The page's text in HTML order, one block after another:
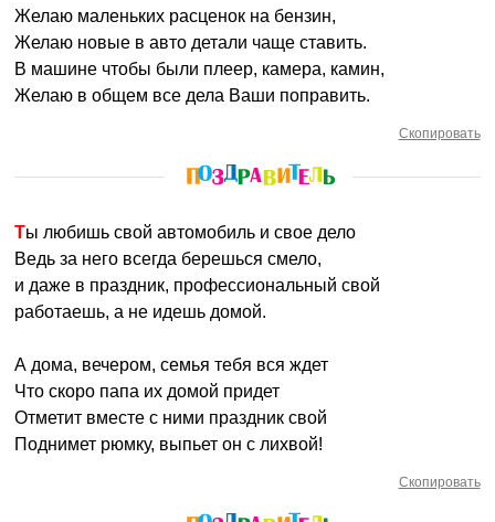
Желаю маленьких расценок на бензин,
Желаю новые в авто детали чаще ставить.
В машине чтобы были плеер, камера, камин,
Желаю в общем все дела Ваши поправить.
Скопировать
Ты любишь свой автомобиль и свое дело
Ведь за него всегда берешься смело,
и даже в праздник, профессиональный свой
работаешь, а не идешь домой.
А дома, вечером, семья тебя вся ждет
Что скоро папа их домой придет
Отметит вместе с ними праздник свой
Поднимет рюмку, выпьет он с лихвой!
Скопировать